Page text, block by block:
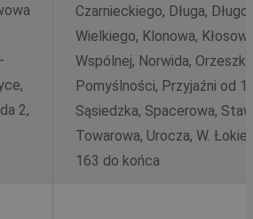
2,
Czarnieckiego, Długa,
Wielkiego, Klonowa,
Wspólnej, Norwida,
Pomyślności, Przyjaźni od
Sąsiedzka, Spacerowa,
Towarowa, Urocza, W.
163 do końca